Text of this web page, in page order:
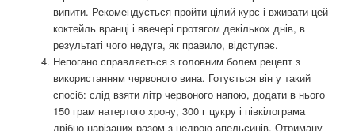
випити. Рекомендується пройти цілий курс і вживати цей
коктейль вранці і ввечері протягом декількох днів, в
результаті чого недуга, як правило, відступає.
Непогано справляється з головним болем рецепт з
використанням червоного вина. Готується він у такий
спосіб: слід взяти літр червоного напою, додати в нього
150 грам натертого хрону, 300 г цукру і півкілограма
дрібно нарізаних разом з цедрою апельсинів. Отриману